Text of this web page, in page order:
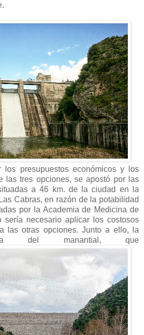
los presupuestos económicos y los
las tres opciones, se apostó por las
a 46 km. de la ciudad en la
Cabras, en razón de la potabilidad
por la Academia de Medicina de
sería necesario aplicar los costosos
las otras opciones. Junto a ello, la
del manantial, que